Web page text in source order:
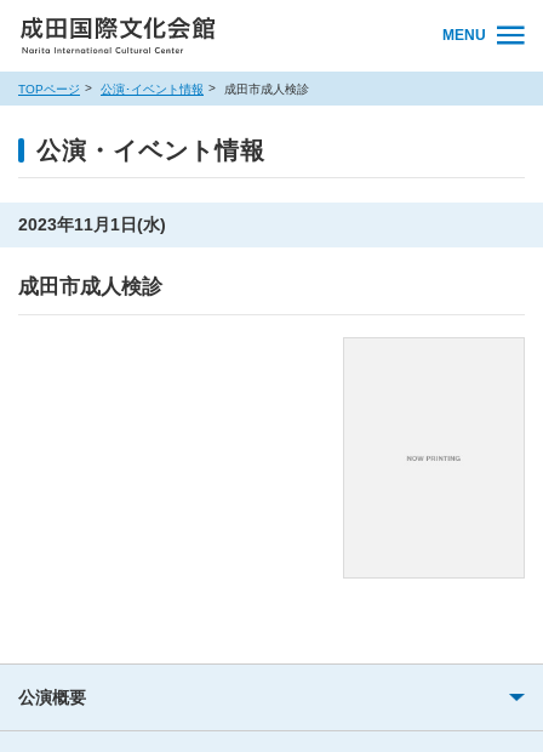
MENU
TOPページ 公演･イベント情報 成田市成人検診
公演・イベント情報
2023年11月1日(水)
成田市成人検診
公演概要